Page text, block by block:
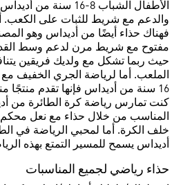
الأطفال الشباب 8-16
والدعم مع شريط للثبات على الكعب.
فهناك حذاء أيضًا من أديداس وهو
مفتوح مع شريط مرن لدعم وسط
حيث ربما تشكل مع ولديك فريقين
16 سنة من أديداس فإنها تقدم منتجًا
كنت تمارس رياضة كرة الطائرة من
المناسب من خلال حذاء مع نعل محكم
خلف الكرة. أما لمحبي الرياضة في
أديداس يسمح للمسير التمتع بهذه
حذاء رياضي لجميع المناسبات